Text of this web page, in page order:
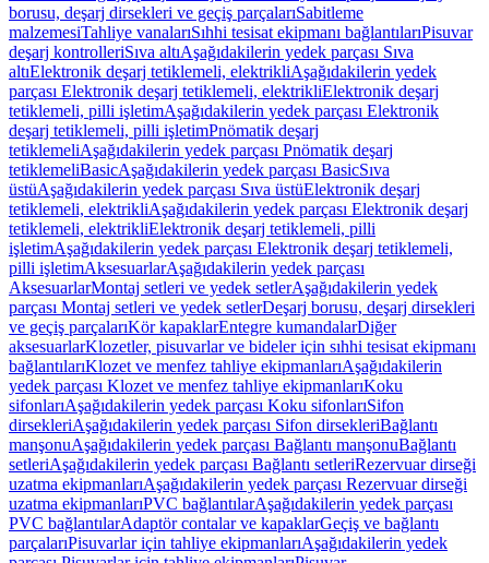
borusu, deşarj dirsekleri ve geçiş parçalarıSabitleme
malzemesiTahliye vanalarıSıhhi tesisat ekipmanı bağlantılarıPisuvar
deşarj kontrolleriSıva altıAşağıdakilerin yedek parçası Sıva
altıElektronik deşarj tetiklemeli, elektrikliAşağıdakilerin yedek
parçası Elektronik deşarj tetiklemeli, elektrikliElektronik deşarj
tetiklemeli, pilli işletimAşağıdakilerin yedek parçası Elektronik
deşarj tetiklemeli, pilli işletimPnömatik deşarj
tetiklemeliAşağıdakilerin yedek parçası Pnömatik deşarj
tetiklemeliBasicAşağıdakilerin yedek parçası BasicSıva
üstüAşağıdakilerin yedek parçası Sıva üstüElektronik deşarj
tetiklemeli, elektrikliAşağıdakilerin yedek parçası Elektronik deşarj
tetiklemeli, elektrikliElektronik deşarj tetiklemeli, pilli
işletimAşağıdakilerin yedek parçası Elektronik deşarj tetiklemeli,
pilli işletimAksesuarlarAşağıdakilerin yedek parçası
AksesuarlarMontaj setleri ve yedek setlerAşağıdakilerin yedek
parçası Montaj setleri ve yedek setlerDeşarj borusu, deşarj dirsekleri
ve geçiş parçalarıKör kapaklarEntegre kumandalarDiğer
aksesuarlarKlozetler, pisuvarlar ve bideler için sıhhi tesisat ekipmanı
bağlantılarıKlozet ve menfez tahliye ekipmanlarıAşağıdakilerin
yedek parçası Klozet ve menfez tahliye ekipmanlarıKoku
sifonlarıAşağıdakilerin yedek parçası Koku sifonlarıSifon
dirsekleriAşağıdakilerin yedek parçası Sifon dirsekleriBağlantı
manşonuAşağıdakilerin yedek parçası Bağlantı manşonuBağlantı
setleriAşağıdakilerin yedek parçası Bağlantı setleriRezervuar dirseği
uzatma ekipmanlarıAşağıdakilerin yedek parçası Rezervuar dirseği
uzatma ekipmanlarıPVC bağlantılarAşağıdakilerin yedek parçası
PVC bağlantılarAdaptör contalar ve kapaklarGeçiş ve bağlantı
parçalarıPisuvarlar için tahliye ekipmanlarıAşağıdakilerin yedek